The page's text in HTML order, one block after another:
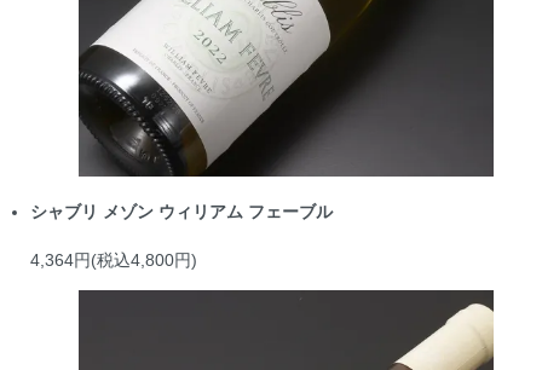
シャブリ メゾン ウィリアム フェーブル
4,364円(税込4,800円)